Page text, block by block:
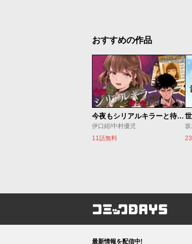
おすすめの作品
今夜もシリアルキラーと待ち合わせ
伊口紺/中村優児
11話無料
坂
コミックDAYS
最新情報を配信中!